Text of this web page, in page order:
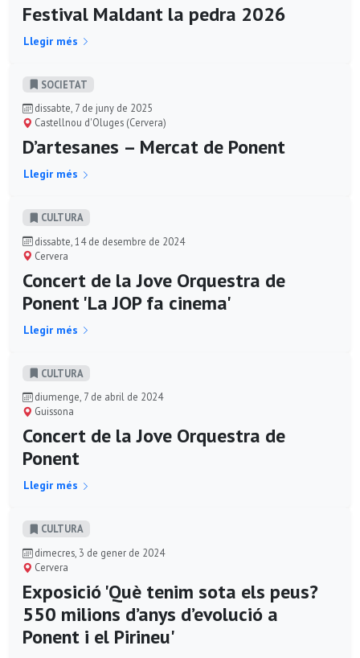
Festival Maldant la pedra 2026
Llegir més
SOCIETAT
dissabte, 7 de juny de 2025
Castellnou d'Oluges (Cervera)
D’artesanes – Mercat de Ponent
Llegir més
CULTURA
dissabte, 14 de desembre de 2024
Cervera
Concert de la Jove Orquestra de
Ponent 'La JOP fa cinema'
Llegir més
CULTURA
diumenge, 7 de abril de 2024
Guissona
Concert de la Jove Orquestra de
Ponent
Llegir més
CULTURA
dimecres, 3 de gener de 2024
Cervera
Exposició 'Què tenim sota els peus?
550 milions d’anys d’evolució a
Ponent i el Pirineu'